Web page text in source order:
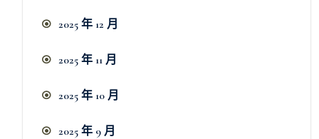
2025 年 12 月
2025 年 11 月
2025 年 10 月
2025 年 9 月